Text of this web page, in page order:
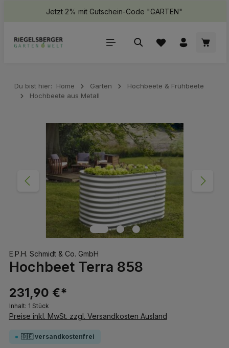
springenJetzt 2% mit Gutschein-Code "GARTEN"
Du bist hier: Home Garten
Hochbeete & Frühbeete
Hochbeete aus Metall
Bildergalerie überspringen
E.P.H. Schmidt & Co. GmbH
Hochbeet Terra 858
231,90 €*
Inhalt: 1 Stück
Preise inkl. MwSt. zzgl. Versandkosten Ausland
🇩🇪 versandkostenfrei